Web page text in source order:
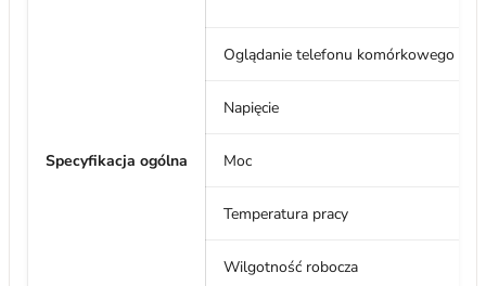
Specyfikacja ogólna
Oglądanie telefonu komórkowego
Napięcie
Moc
Temperatura pracy
Wilgotność robocza